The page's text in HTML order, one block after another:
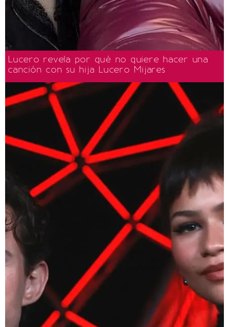
Lucero revela por qué no quiere hacer una
canción con su hija Lucero Mijares